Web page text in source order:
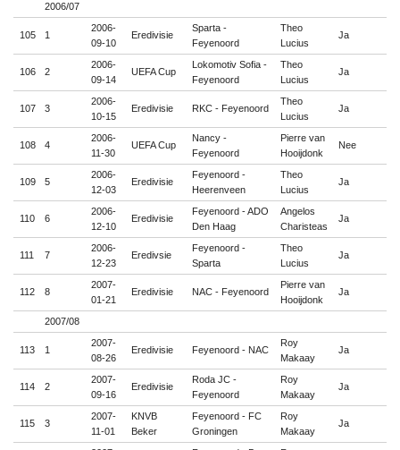
2006/07
105 1
2006-
09-10
Eredivisie
Sparta -
Feyenoord
Theo
Lucius
Ja
106 2
2006-
09-14
UEFA Cup
Lokomotiv Sofia -
Feyenoord
Theo
Lucius
Ja
107 3
2006-
10-15
Eredivisie RKC - Feyenoord
Theo
Lucius
Ja
108 4
2006-
11-30
UEFA Cup
Nancy -
Feyenoord
Pierre van
Hooijdonk
Nee
109 5
2006-
12-03
Eredivisie
Feyenoord -
Heerenveen
Theo
Lucius
Ja
110 6
2006-
12-10
Eredivisie
Feyenoord - ADO
Den Haag
Angelos
Charisteas
Ja
111 7
2006-
12-23
Eredivsie
Feyenoord -
Sparta
Theo
Lucius
Ja
112 8
2007-
01-21
Eredivisie NAC - Feyenoord
Pierre van
Hooijdonk
Ja
2007/08
113 1
2007-
08-26
Eredivisie Feyenoord - NAC
Roy
Makaay
Ja
114 2
2007-
09-16
Eredivisie
Roda JC -
Feyenoord
Roy
Makaay
Ja
115 3
2007-
11-01
KNVB
Beker
Feyenoord - FC
Groningen
Roy
Makaay
Ja